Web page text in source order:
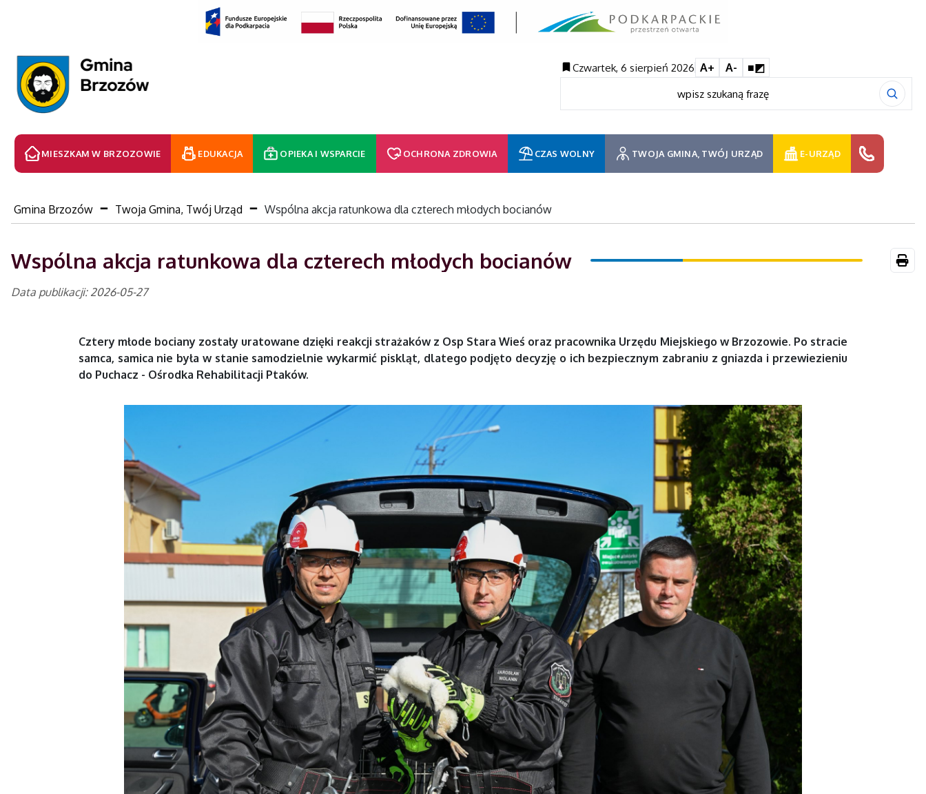
Czwartek, 6 sierpień 2026 A+ A- ■◩
MIESZKAM W BRZOZOWIE EDUKACJA OPIEKA I WSPARCIE OCHRONA ZDROWIA CZAS WOLNY TWOJA GMINA, TWÓJ URZĄD E-URZĄD
Gmina Brzozów Twoja Gmina, Twój Urząd Wspólna akcja ratunkowa dla czterech młodych bocianów
Wspólna akcja ratunkowa dla czterech młodych bocianów
Data publikacji: 2026-05-27
Cztery młode bociany zostały uratowane dzięki reakcji strażaków z Osp Stara Wieś oraz pracownika Urzędu Miejskiego w Brzozowie. Po stracie
samca, samica nie była w stanie samodzielnie wykarmić piskląt, dlatego podjęto decyzję o ich bezpiecznym zabraniu z gniazda i przewiezieniu
do Puchacz - Ośrodka Rehabilitacji Ptaków.